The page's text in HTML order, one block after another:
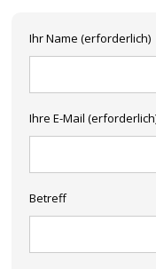
Ihr Name (erforderlich)
Ihre E-Mail
Betreff